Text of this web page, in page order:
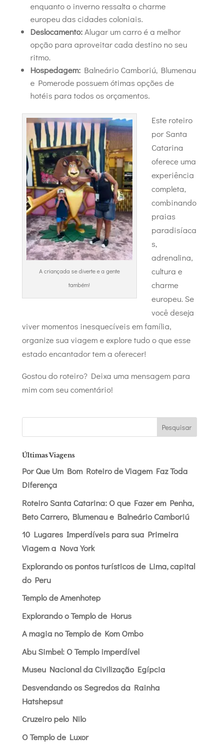
enquanto o inverno ressalta o charme
europeu das cidades coloniais.
Deslocamento:Alugar um carro é a melhor
opção para aproveitar cada destino no seu
ritmo.
Hospedagem:Balneário Camboriú, Blumenau
e Pomerode possuem ótimas opções de
hotéis para todos os orçamentos.
A criançada se diverte e a gente
também!
Este roteiro
por Santa
Catarina
oferece uma
experiência
completa,
combinando
praias
paradisíaca
s,
adrenalina,
cultura e
charme
europeu. Se
você deseja
viver momentos inesquecíveis em família,
organize sua viagem e explore tudo o que esse
estado encantador tem a oferecer!
Gostou do roteiro? Deixa uma mensagem para
mim com seu comentário!
Pesquisar
Últimas Viagens
Por Que Um Bom Roteiro de Viagem Faz Toda
Diferença
Roteiro Santa Catarina: O que Fazer em Penha,
Beto Carrero, Blumenau e Balneário Camboriú
10 Lugares Imperdíveis para sua Primeira
Viagem a Nova York
Explorando os pontos turísticos de Lima, capital
do Peru
Templo de Amenhotep
Explorando o Templo de Horus
A magia no Templo de Kom Ombo
Abu Simbel: O Templo imperdível
Museu Nacional da Civilização Egípcia
Desvendando os Segredos da Rainha
Hatshepsut
Cruzeiro pelo Nilo
O Templo de Luxor